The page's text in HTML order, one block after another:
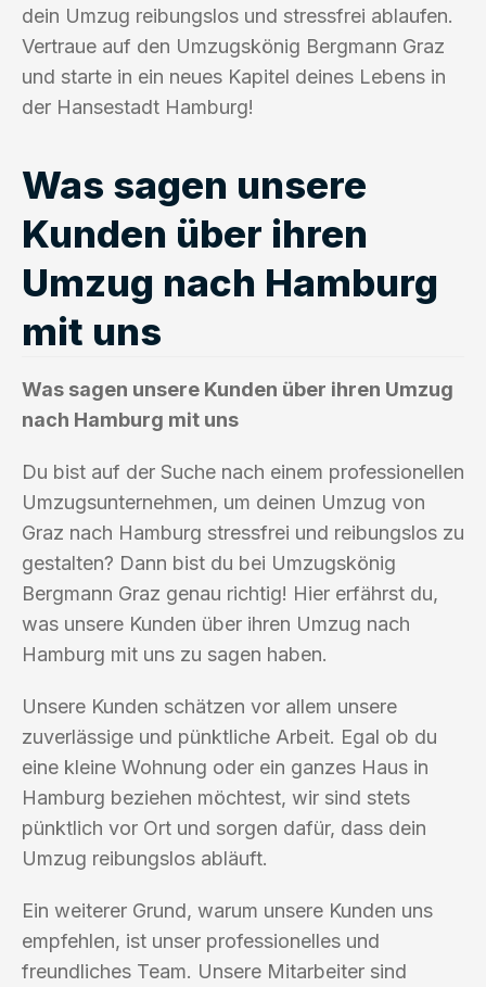
dein Umzug reibungslos und stressfrei ablaufen.
Vertraue auf den Umzugskönig Bergmann Graz
und starte in ein neues Kapitel deines Lebens in
der Hansestadt Hamburg!
Was sagen unsere
Kunden über ihren
Umzug nach Hamburg
mit uns
Was sagen unsere Kunden über ihren Umzug
nach Hamburg mit uns
Du bist auf der Suche nach einem professionellen
Umzugsunternehmen, um deinen Umzug von
Graz nach Hamburg stressfrei und reibungslos zu
gestalten? Dann bist du bei Umzugskönig
Bergmann Graz genau richtig! Hier erfährst du,
was unsere Kunden über ihren Umzug nach
Hamburg mit uns zu sagen haben.
Unsere Kunden schätzen vor allem unsere
zuverlässige und pünktliche Arbeit. Egal ob du
eine kleine Wohnung oder ein ganzes Haus in
Hamburg beziehen möchtest, wir sind stets
pünktlich vor Ort und sorgen dafür, dass dein
Umzug reibungslos abläuft.
Ein weiterer Grund, warum unsere Kunden uns
empfehlen, ist unser professionelles und
freundliches Team. Unsere Mitarbeiter sind